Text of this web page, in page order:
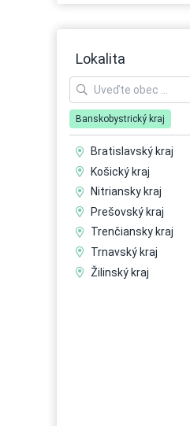
Autobusová
Autobusová
pravidelné linky
Autobusová
vnútroštátna
Autobusová
zákazková doprava
Automaty -
potravinové
Automaty -
Automaty -
Automaty,
Automobily -
Lokalita
Banskobystrický kraj
Bratislavský kraj
Košický kraj
Nitriansky kraj
Prešovský kraj
Trenčiansky kraj
Trnavský kraj
Žilinský kraj